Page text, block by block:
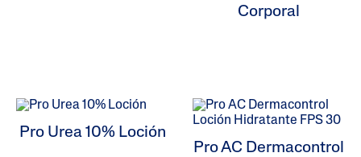
Corporal
Pro Urea 10% Loción
Pro AC Dermacontrol